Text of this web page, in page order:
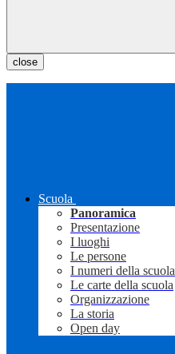
close
Scuola
Panoramica
Presentazione
I luoghi
Le persone
I numeri della scuola
Le carte della scuola
Organizzazione
La storia
Open day